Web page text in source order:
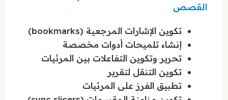
القصص
تكوين الإشارات المرجعية (bookmarks)
إنشاء تلميحات أدوات مخصصة
تحرير وتكوين التفاعلات بين المرئيات
تكوين التنقل لتقرير
تطبيق الفرز على المرئيات